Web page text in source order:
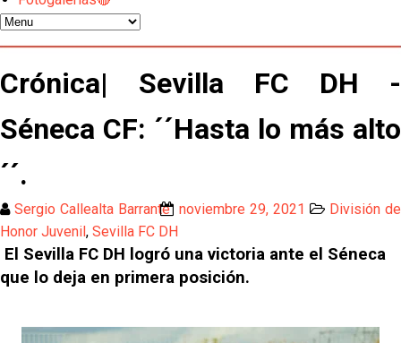
Los contratiempos para García Plaza por la mala
gestión de un inválido Consejo
El Sevilla C se queda en Tercera Federación
Atlético y Getafe agitan el mercado de LaLiga
Luis García Plaza: No sufrir ya es un paso adelante
El Sevilla FC plantea ampliar hasta cinco fichajes
más antes del cierre
Crónica| Sevilla FC DH -
Séneca CF: ´´Hasta lo más alto
´´.
Sergio Callealta Barrante noviembre 29, 2021
División de
Honor Juvenil , Sevilla FC DH
El Sevilla FC DH logró una victoria ante el Séneca
que lo deja en primera posición.